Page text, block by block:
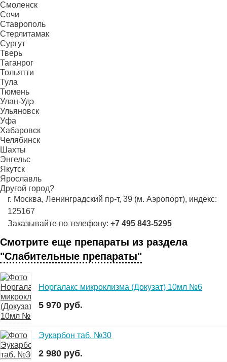
Смоленск
Сочи
Ставрополь
Стерлитамак
Сургут
Тверь
Таганрог
Тольятти
Тула
Тюмень
Улан-Удэ
Ульяновск
Уфа
Хабаровск
Челябинск
Шахты
Энгельс
Якутск
Ярославль
Другой город?
г. Москва, Ленинградский пр-т, 39 (м. Аэропорт), индекс:
125167
Заказывайте по телефону: +7 495 843-5295
Смотрите еще препараты из раздела
"Слабительные препараты"
Норгалакс микроклизма (Докузат) 10мл №6
5 970 руб.
Эукарбон таб. №30
2 980 руб.